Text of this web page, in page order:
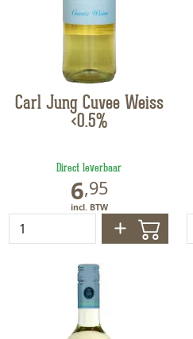
Carl Jung Cuvee Weiss
<0.5%
6,95
Direct leverbaar